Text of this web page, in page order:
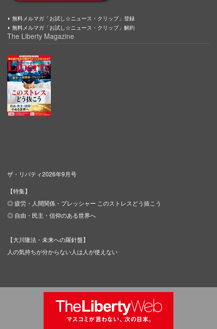
無料メルマガ「お試し☆ニュース・クリップ」登録
無料メルマガ「お試し☆ニュース・クリップ」解約
The Liberty Magazine
ザ・リバティ2026年9月号
【特集】
◎ 疲労・人間関係・プレッシャー このストレスどう抜こう
◎ 自由・民主・信仰のある世界へ
【大川隆法・未来への羅針盤】
人の気持ちが分からない人は人が使えない